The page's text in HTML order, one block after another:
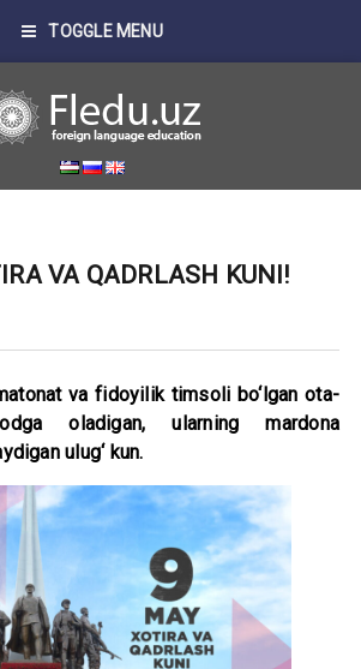
TOGGLE MENU
VA QADRLASH KUNI!
va fidoyilik timsoli bo‘lgan ota-
oladigan, ularning mardona
ulug‘ kun.